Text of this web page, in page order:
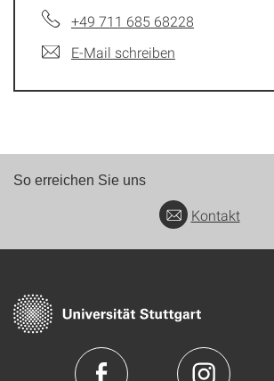
+49 711 685 68228
E-Mail schreiben
So erreichen Sie uns
Kontakt